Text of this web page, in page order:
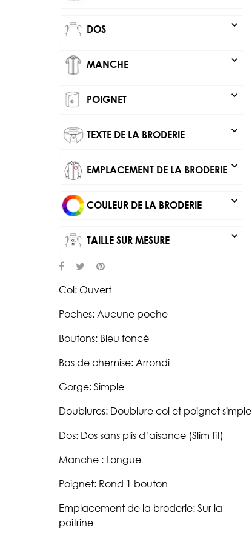
DOS expand_more
MANCHE expand_more
POIGNET expand_more
TEXTE DE LA BRODERIE expand_more
EMPLACEMENT DE LA BRODERIE expand_more
COULEUR DE LA BRODERIE expand_more
TAILLE SUR MESURE expand_more
Col: Ouvert
Poches: Aucune poche
Boutons: Bleu foncé
Bas de chemise: Arrondi
Gorge: Simple
Doublures: Doublure col et poignet simple
Dos: Dos sans plis d’aisance (Slim fit)
Manche : Longue
Poignet: Rond 1 bouton
Emplacement de la broderie: Sur la
poitrine